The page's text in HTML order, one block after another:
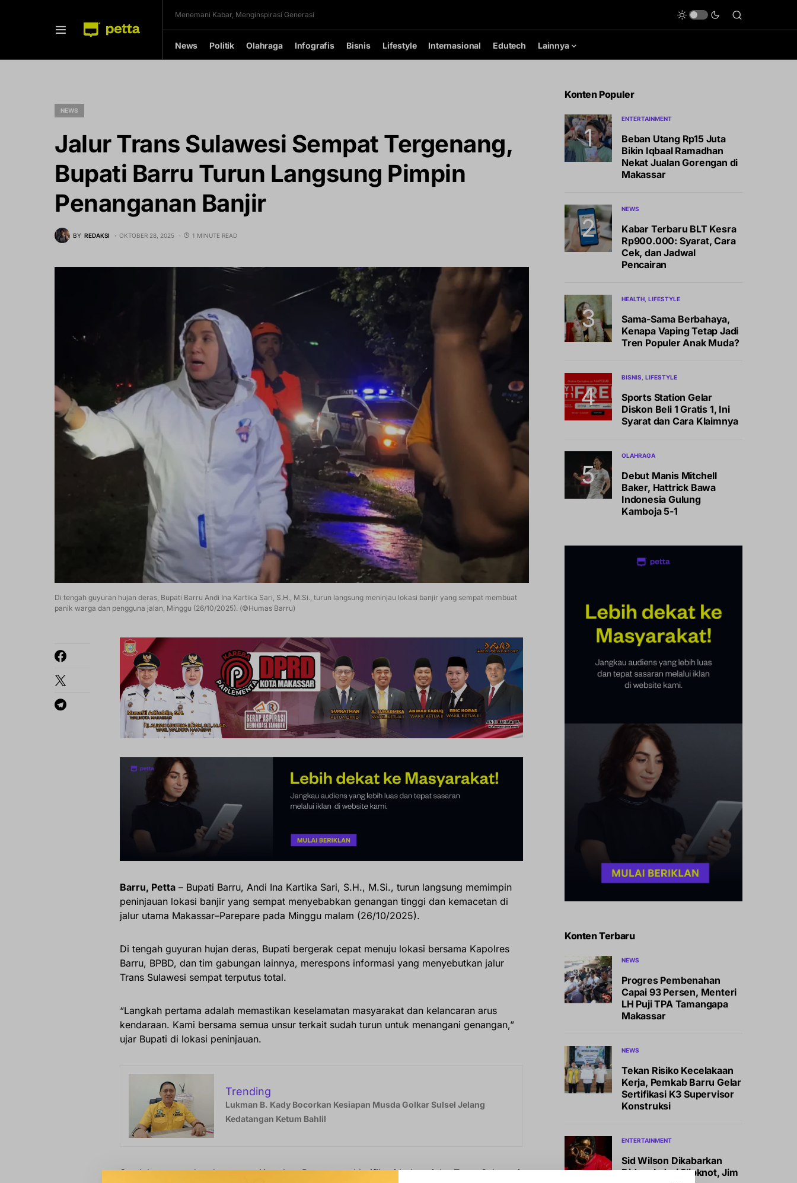
Menemani Kabar, Menginspirasi Generasi
News Politik Olahraga Infografis Bisnis Lifestyle Internasional Edutech Lainnya
NEWS
Jalur Trans Sulawesi Sempat Tergenang,
Bupati Barru Turun Langsung Pimpin
Penanganan Banjir
BY REDAKSI OKTOBER 28, 2025 1 MINUTE READ
Di tengah guyuran hujan deras, Bupati Barru Andi Ina Kartika Sari, S.H., M.Si., turun langsung meninjau lokasi banjir yang sempat membuat
panik warga dan pengguna jalan, Minggu (26/10/2025). (©Humas Barru)
Barru, Petta – Bupati Barru, Andi Ina Kartika Sari, S.H., M.Si., turun langsung memimpin
peninjauan lokasi banjir yang sempat menyebabkan genangan tinggi dan kemacetan di
jalur utama Makassar–Parepare pada Minggu malam (26/10/2025).
Di tengah guyuran hujan deras, Bupati bergerak cepat menuju lokasi bersama Kapolres
Barru, BPBD, dan tim gabungan lainnya, merespons informasi yang menyebutkan jalur
Trans Sulawesi sempat terputus total.
“Langkah pertama adalah memastikan keselamatan masyarakat dan kelancaran arus
kendaraan. Kami bersama semua unsur terkait sudah turun untuk menangani genangan,”
ujar Bupati di lokasi peninjauan.
Trending
Lukman B. Kady Bocorkan Kesiapan Musda Golkar Sulsel Jelang
Kedatangan Ketum Bahlil
Setelah pengecekan langsung, Kapolres Barru mengklarifikasi bahwa jalur Trans Sulawesi
Konten Populer
ENTERTAINMENT
Beban Utang Rp15 Juta
Bikin Iqbaal Ramadhan
Nekat Jualan Gorengan di
Makassar
NEWS
Kabar Terbaru BLT Kesra
Rp900.000: Syarat, Cara
Cek, dan Jadwal
Pencairan
HEALTH LIFESTYLE
Sama-Sama Berbahaya,
Kenapa Vaping Tetap Jadi
Tren Populer Anak Muda?
BISNIS LIFESTYLE
Sports Station Gelar
Diskon Beli 1 Gratis 1, Ini
Syarat dan Cara Klaimnya
OLAHRAGA
Debut Manis Mitchell
Baker, Hattrick Bawa
Indonesia Gulung
Kamboja 5-1
Konten Terbaru
NEWS
Progres Pembenahan
Capai 93 Persen, Menteri
LH Puji TPA Tamangapa
Makassar
NEWS
Tekan Risiko Kecelakaan
Kerja, Pemkab Barru Gelar
Sertifikasi K3 Supervisor
Konstruksi
ENTERTAINMENT
Sid Wilson Dikabarkan
Didepak dari Slipknot, Jim